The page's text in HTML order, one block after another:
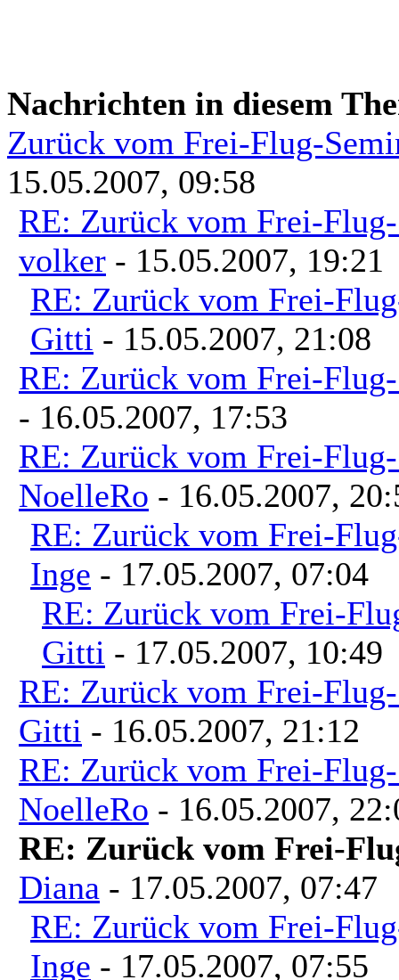
Nachrichten in diesem
Zurück vom Frei-Flug-
15.05.2007, 09:58
RE: Zurück vom Frei-
volker - 15.05.2007, 19:21
RE: Zurück vom Frei-
Gitti - 15.05.2007, 21:08
RE: Zurück vom Frei-
- 16.05.2007, 17:53
RE: Zurück vom Frei-
NoelleRo - 16.05.2007,
RE: Zurück vom Frei-
Inge - 17.05.2007, 07:04
RE: Zurück vom Frei-
Gitti - 17.05.2007, 10:49
RE: Zurück vom Frei-
Gitti - 16.05.2007, 21:12
RE: Zurück vom Frei-
NoelleRo - 16.05.2007,
RE: Zurück vom Frei-
Diana - 17.05.2007, 07:47
RE: Zurück vom Frei-
Inge - 17.05.2007, 07:55